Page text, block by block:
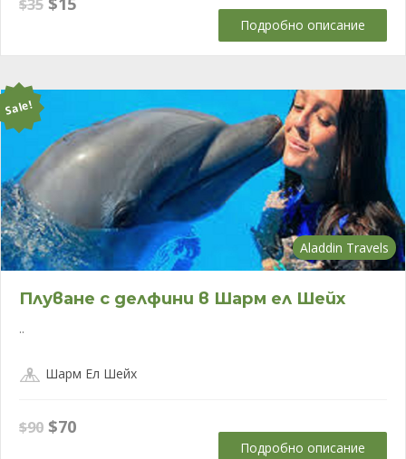
$35.$15.
Подробно описание
Sale!
Aladdin Travels
Плуване с делфини в Шарм ел Шейх
..
Шарм Ел Шейх
$90 Original
$70Текущата
Подробно описание